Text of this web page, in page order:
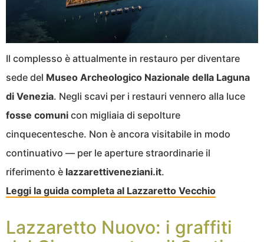
Il complesso è attualmente in restauro per diventare
sede del Museo Archeologico Nazionale della Laguna
di Venezia. Negli scavi per i restauri vennero alla luce
fosse comuni con migliaia di sepolture
cinquecentesche. Non è ancora visitabile in modo
continuativo — per le aperture straordinarie il
riferimento è lazzarettiveneziani.it.
Leggi la guida completa al Lazzaretto Vecchio
Lazzaretto Nuovo: i graffiti